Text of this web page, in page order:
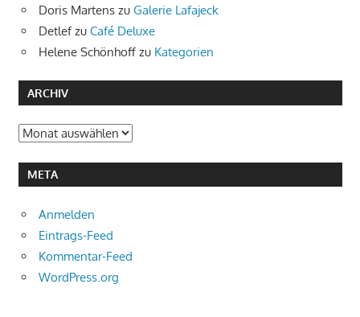
Doris Martens zu Galerie Lafajeck
Detlefzu Café Deluxe
Helene Schönhoff zu Kategorien
ARCHIV
Archiv
META
Anmelden
Eintrags-Feed
Kommentar-Feed
WordPress.org